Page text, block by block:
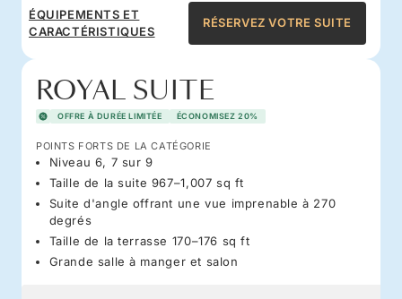
ÉQUIPEMENTS ET
CARACTÉRISTIQUES
RÉSERVEZ VOTRE SUITE
ROYAL SUITE
OFFRE À DURÉE LIMITÉE ÉCONOMISEZ 20%
POINTS FORTS DE LA CATÉGORIE
Niveau 6, 7 sur 9
Taille de la suite 967–1,007 sq ft
Suite d'angle offrant une vue imprenable à 270
degrés
Taille de la terrasse 170–176 sq ft
Grande salle à manger et salon